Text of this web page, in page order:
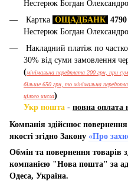
Нестерюк Богдан
Картка ОЩАДБАНК
Нестерюк Богдан
Накладний платіж по
30% від суми замовлення
(мінімальна передплата 200 грн, при
більше 650 грн, то мінімальна
цілого числа)
Укр пошта - повна оплата
Компанія здійснює
якості згідно Закону «Про
Обмін та повернення товарів
компанією "Нова пошта" за
Одеса, Україна.